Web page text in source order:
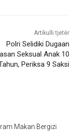
Artikulli tjetër
Polri Selidiki Dugaan
Seksual Anak 10
Periksa 9 Saksi
Makan Bergizi